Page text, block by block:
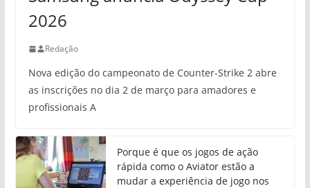
2026
Redação
Nova edição do campeonato de Counter-Strike 2 abre
as inscrições no dia 2 de março para amadores e
profissionais A
Porque é que os jogos de ação
rápida como o Aviator estão a
mudar a experiência de jogo nos